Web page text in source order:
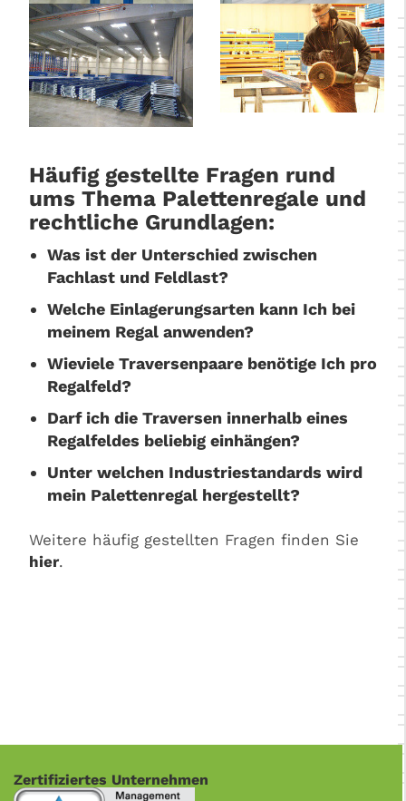
Häufig gestellte Fragen rund
ums Thema Palettenregale und
rechtliche Grundlagen:
Was ist der Unterschied zwischen
Fachlast und Feldlast?
Welche Einlagerungsarten kann Ich bei
meinem Regal anwenden?
Wieviele Traversenpaare benötige Ich pro
Regalfeld?
Darf ich die Traversen innerhalb eines
Regalfeldes beliebig einhängen?
Unter welchen Industriestandards wird
mein Palettenregal hergestellt?
Weitere häufig gestellten Fragen finden Sie
hier.
Zertifiziertes Unternehmen